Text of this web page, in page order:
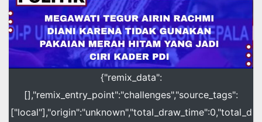
{"remix_data":
[],"remix_entry_point":"challenges","source_tags":
["local"],"origin":"unknown","total_draw_time":0,"total_d